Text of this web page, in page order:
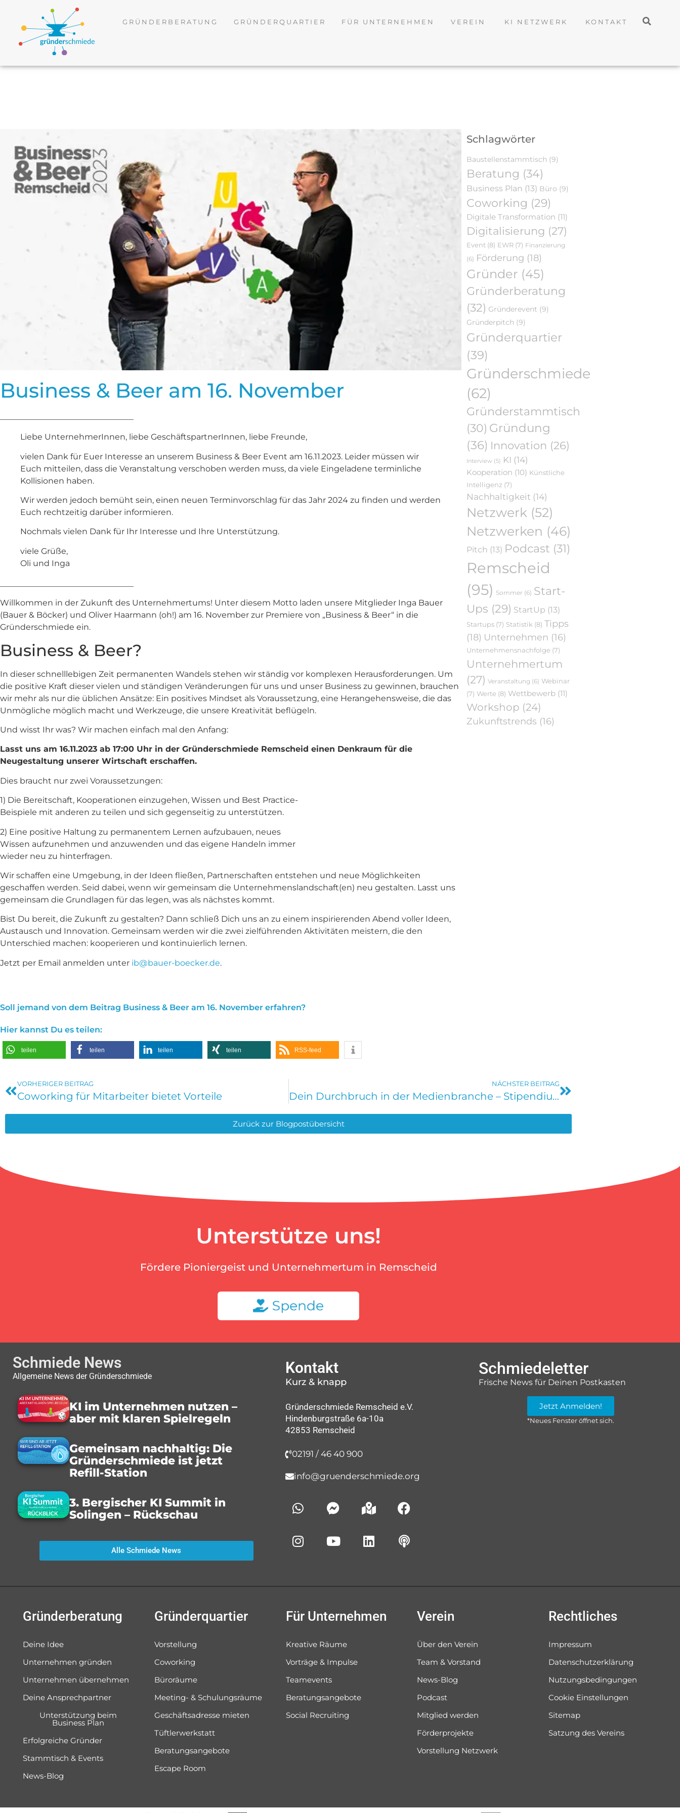
GRÜNDERBERATUNG GRÜNDERQUARTIER FÜR UNTERNEHMEN VEREIN KI NETZWERK KONTAKT
Business & Beer am 16. November
Liebe UnternehmerInnen, liebe GeschäftspartnerInnen, liebe Freunde,
vielen Dank für Euer Interesse an unserem Business & Beer Event am 16.11.2023. Leider müssen wir
Euch mitteilen, dass die Veranstaltung verschoben werden muss, da viele Eingeladene terminliche
Kollisionen haben.
Wir werden jedoch bemüht sein, einen neuen Terminvorschlag für das Jahr 2024 zu finden und werden
Euch rechtzeitig darüber informieren.
Nochmals vielen Dank für Ihr Interesse und Ihre Unterstützung.
viele Grüße,
Oli und Inga
Willkommen in der Zukunft des Unternehmertums! Unter diesem Motto laden unsere Mitglieder Inga Bauer
(Bauer & Böcker) und Oliver Haarmann (oh!) am 16. November zur Premiere von „Business & Beer“ in die
Gründerschmiede ein.
Business & Beer?
In dieser schnelllebigen Zeit permanenten Wandels stehen wir ständig vor komplexen Herausforderungen. Um
die positive Kraft dieser vielen und ständigen Veränderungen für uns und unser Business zu gewinnen, brauchen
wir mehr als nur die üblichen Ansätze: Ein positives Mindset als Voraussetzung, eine Herangehensweise, die das
Unmögliche möglich macht und Werkzeuge, die unsere Kreativität beflügeln.
Und wisst Ihr was? Wir machen einfach mal den Anfang:
Lasst uns am 16.11.2023 ab 17:00 Uhr in der Gründerschmiede Remscheid einen Denkraum für die
Neugestaltung unserer Wirtschaft erschaffen.
Dies braucht nur zwei Voraussetzungen:
1) Die Bereitschaft, Kooperationen einzugehen, Wissen und Best Practice-
Beispiele mit anderen zu teilen und sich gegenseitig zu unterstützen.
2) Eine positive Haltung zu permanentem Lernen aufzubauen, neues
Wissen aufzunehmen und anzuwenden und das eigene Handeln immer
wieder neu zu hinterfragen.
Wir schaffen eine Umgebung, in der Ideen fließen, Partnerschaften entstehen und neue Möglichkeiten
geschaffen werden. Seid dabei, wenn wir gemeinsam die Unternehmenslandschaft(en) neu gestalten. Lasst uns
gemeinsam die Grundlagen für das legen, was als nächstes kommt.
Bist Du bereit, die Zukunft zu gestalten? Dann schließ Dich uns an zu einem inspirierenden Abend voller Ideen,
Austausch und Innovation. Gemeinsam werden wir die zwei zielführenden Aktivitäten meistern, die den
Unterschied machen: kooperieren und kontinuierlich lernen.
Jetzt per Email anmelden unter ib@bauer-boecker.de.
Schlagwörter
Baustellenstammtisch (9)
Beratung (34)
Business Plan (13) Büro (9)
Coworking (29)
Digitale Transformation (11)
Digitalisierung (27)
Event (8) EWR (7) Finanzierung
(6) Förderung (18)
Gründer (45)
Gründerberatung
(32) Gründerevent (9)
Gründerpitch (9)
Gründerquartier
(39)
Gründerschmiede
(62)
Gründerstammtisch
(30) Gründung
(36) Innovation (26)
Interview (5) KI (14)
Kooperation (10) Künstliche
Intelligenz (7)
Nachhaltigkeit (14)
Netzwerk (52)
Netzwerken (46)
Pitch (13) Podcast (31)
Remscheid
(95) Sommer (6) Start-
Ups (29) StartUp (13)
Startups (7) Statistik (8) Tipps
(18) Unternehmen (16)
Unternehmensnachfolge (7)
Unternehmertum
(27) Veranstaltung (6) Webinar
(7) Werte (8) Wettbewerb (11)
Workshop (24)
Zukunftstrends (16)
Soll jemand von dem Beitrag Business & Beer am 16. November erfahren?
Hier kannst Du es teilen:
teilen teilen teilen teilen RSS-feed
VORHERIGER BEITRAG
Coworking für Mitarbeiter bietet Vorteile
NÄCHSTER BEITRAG
Dein Durchbruch in der Medienbranche – Stipendium des Mediengründerzentrum NRW
Zurück zur Blogpostübersicht
Unterstütze uns!
Fördere Pioniergeist und Unternehmertum in Remscheid
Schmiede News
Allgemeine News der Gründerschmiede
KI im Unternehmen nutzen –
aber mit klaren Spielregeln
Gemeinsam nachhaltig: Die
Gründerschmiede ist jetzt
Refill-Station
3. Bergischer KI Summit in
Solingen – Rückschau
Alle Schmiede News
Kontakt
Kurz & knapp
Gründerschmiede Remscheid e.V.
Hindenburgstraße 6a-10a
42853 Remscheid
02191 / 46 40 900
info@gruenderschmiede.org
Schmiedeletter
Frische News für Deinen Postkasten
Jetzt Anmelden!
*Neues Fenster öffnet sich.
Gründerberatung
Deine Idee
Unternehmen gründen
Unternehmen übernehmen
Deine Ansprechpartner
Unterstützung beim
Business Plan
Erfolgreiche Gründer
Stammtisch & Events
News-Blog
Gründerquartier
Vorstellung
Coworking
Büroräume
Meeting- & Schulungsräume
Geschäftsadresse mieten
Tüftlerwerkstatt
Beratungsangebote
Escape Room
Für Unternehmen
Kreative Räume
Vorträge & Impulse
Teamevents
Beratungsangebote
Social Recruiting
Verein
Über den Verein
Team & Vorstand
News-Blog
Podcast
Mitglied werden
Förderprojekte
Vorstellung Netzwerk
Rechtliches
Impressum
Datenschutzerklärung
Nutzungsbedingungen
Cookie Einstellungen
Sitemap
Satzung des Vereins